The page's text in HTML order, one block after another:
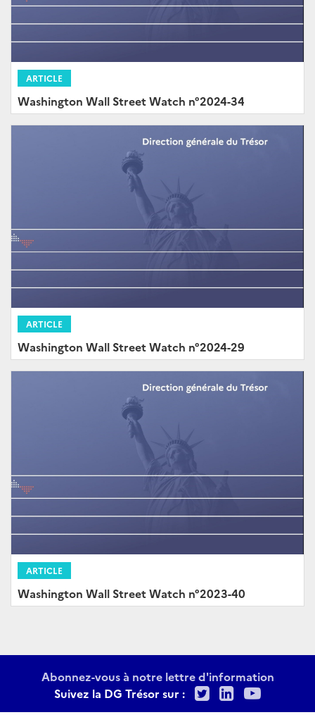
ARTICLE
Washington Wall Street Watch n°2024-34
ARTICLE
Washington Wall Street Watch n°2024-29
ARTICLE
Washington Wall Street Watch n°2023-40
Abonnez-vous à notre lettre d'information
Suivez la DG Trésor sur :
TwitterLinkedIn